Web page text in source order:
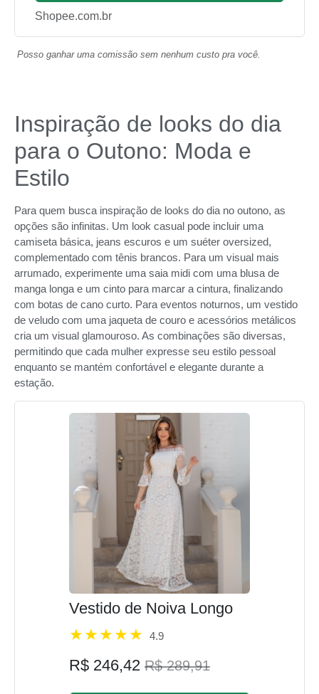
Shopee.com.br
Posso ganhar uma comissão sem nenhum custo pra você.
Inspiração de looks do dia
para o Outono: Moda e
Estilo
Para quem busca inspiração de looks do dia no outono, as
opções são infinitas. Um look casual pode incluir uma
camiseta básica, jeans escuros e um suéter oversized,
complementado com tênis brancos. Para um visual mais
arrumado, experimente uma saia midi com uma blusa de
manga longa e um cinto para marcar a cintura, finalizando
com botas de cano curto. Para eventos noturnos, um vestido
de veludo com uma jaqueta de couro e acessórios metálicos
cria um visual glamouroso. As combinações são diversas,
permitindo que cada mulher expresse seu estilo pessoal
enquanto se mantém confortável e elegante durante a
estação.
Vestido de Noiva Longo
4.9
R$ 246,42 R$ 289,91